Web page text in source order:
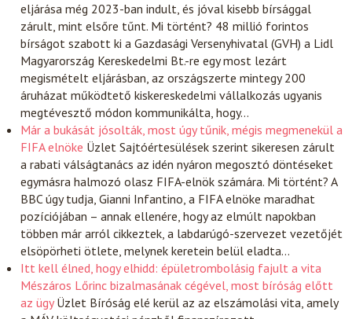
eljárása még 2023-ban indult, és jóval kisebb bírsággal
zárult, mint elsőre tűnt. Mi történt? 48 millió forintos
bírságot szabott ki a Gazdasági Versenyhivatal (GVH) a Lidl
Magyarország Kereskedelmi Bt.-re egy most lezárt
megismételt eljárásban, az országszerte mintegy 200
áruházat működtető kiskereskedelmi vállalkozás ugyanis
megtévesztő módon kommunikálta, hogy…
Már a bukását jósolták, most úgy tűnik, mégis megmenekül a
FIFA elnöke Üzlet Sajtóértesülések szerint sikeresen zárult
a rabati válságtanács az idén nyáron megosztó döntéseket
egymásra halmozó olasz FIFA-elnök számára. Mi történt? A
BBC úgy tudja, Gianni Infantino, a FIFA elnöke maradhat
pozíciójában – annak ellenére, hogy az elmúlt napokban
többen már arról cikkeztek, a labdarúgó-szervezet vezetőjét
elsöpörheti ötlete, melynek keretein belül eladta…
Itt kell élned, hogy elhidd: épületrombolásig fajult a vita
Mészáros Lőrinc bizalmasának cégével, most bíróság előtt
az ügyÜzlet Bíróság elé kerül az az elszámolási vita, amely